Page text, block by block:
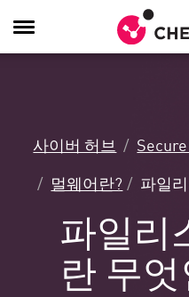
탐
색
사이버 허브
멀웨어란?
파일
파일리
란 무